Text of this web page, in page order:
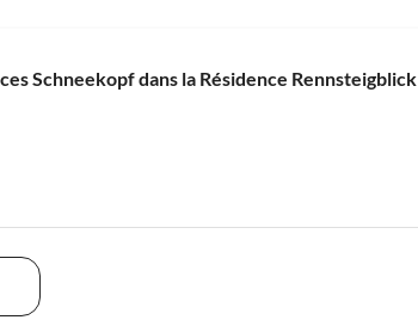
Schneekopf dans la Résidence Rennsteigblick